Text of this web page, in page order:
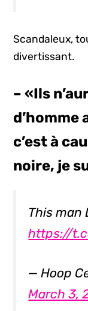
Scandaleux,
divertissant.
– «Ils
d’homme
c’est à
noire, je
This man
https://
— Hoop
March 3,